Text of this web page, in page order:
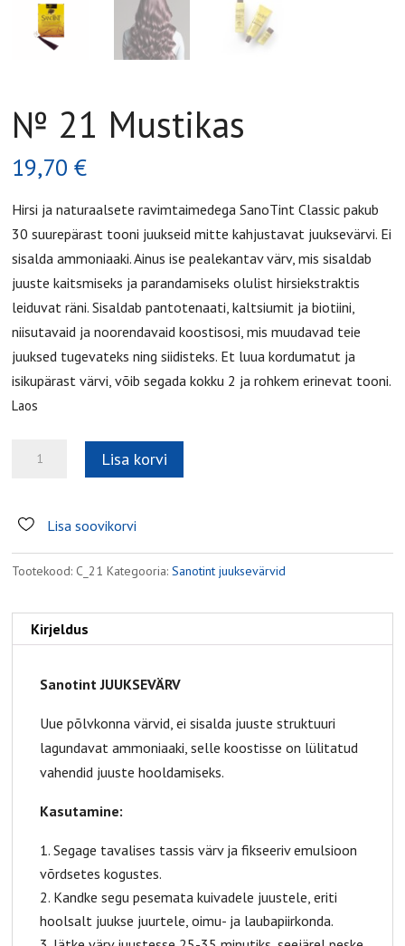
№ 21 Mustikas
19,70€
Hirsi ja naturaalsete ravimtaimedega SanoTint Classic pakub
30 suurepärast tooni juukseid mitte kahjustavat juuksevärvi. Ei
sisalda ammoniaaki. Ainus ise pealekantav värv, mis sisaldab
juuste kaitsmiseks ja parandamiseks olulist hirsiekstraktis
leiduvat räni. Sisaldab pantotenaati, kaltsiumit ja biotiini,
niisutavaid ja noorendavaid koostisosi, mis muudavad teie
juuksed tugevateks ning siidisteks. Et luua kordumatut ja
isikupärast värvi, võib segada kokku 2 ja rohkem erinevat tooni.
Laos
kogus
Lisa korvi
Lisa soovikorvi
Tootekood: C_21 Kategooria:Sanotint juuksevärvid
Kirjeldus
Sanotint JUUKSEVÄRV
Uue põlvkonna värvid, ei sisalda juuste struktuuri
lagundavat ammoniaaki, selle koostisse on lülitatud
vahendid juuste hooldamiseks.
Kasutamine:
Segage tavalises tassis värv ja fikseeriv emulsioon
võrdsetes kogustes.
Kandke segu pesemata kuivadele juustele, eriti
hoolsalt juukse juurtele, oimu- ja laubapiirkonda.